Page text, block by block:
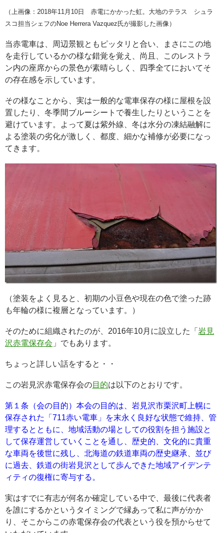
（上画像：2018年11月10日 赤電にかかった虹。大地のテラス シュラ
スコ担当シェフのNoe Herrera Vazquez氏が撮影した画像）
当赤電車は、周辺景観ともピッタリと合い、まさにこの地
を走行しているかの様な錯覚を覚え、尚且、このレストラ
ン内の座席からの景色が素晴らしく、四季全てにおいてそ
の存在感を示しています。
その様なことから、実は一般的な電車保存の様に屋根を設
置したり、冬季間ブルーシートで養生したりということを
避けています。よって夏は紫外線、冬は水分の凍結融解に
よる塗装の劣化が激しく、都度、細かな補修が必要になっ
てきます。
（塗装をよく見ると、初期の小豆色や現在の色で塗った跡
も年輪の様に複層となっています。）
そのために組織されたのが、2016年10月に設立した「 岩見
沢赤電保存会 」でもあります。
ちょっと詳しい話をすると・・
この岩見沢赤電保存会の目的は以下のとおりです。
第１条（会の目的）本会の目的は、岩見沢市栗沢町上幌に
保存された「711赤い電車」を末永く良好な状態で維持、管
理するとともに、地域活動の場としての役割を担う施設と
して保存運営していくことを通し、歴史的、文化的に貴重
な車両を後世に残し、北海道の鉄道車両の歴史継承、並び
に過去、鉄道の街岩見沢として歩んできた地域アイデンテ
ィティの復権に寄与する。
実はすでに有志が何名か確定している中で、最後に代表者
を誰にするかというタイミングで縁あって私に声がかか
り、そこからこの赤電保存会の代表という役を預からせて